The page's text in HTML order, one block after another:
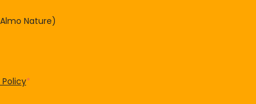
Nature)
*